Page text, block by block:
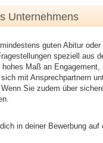
Unternehmens
guten Abitur
speziell aus
Maß an
mit Ansprechpartnern
Sie zudem über
in deiner Bewerbung auf